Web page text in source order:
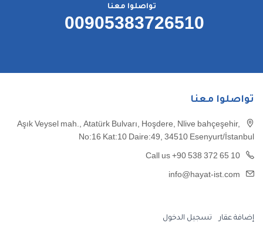
تواصلوا معنا
00905383726510
تواصلوا معنا
Aşık Veysel mah., Atatürk Bulvarı, Hoşdere, Nlive bahçeşehir,
No:16 Kat:10 Daire:49, 34510 Esenyurt/İstanbul
Call us +90 538 372 65 10
info@hayat-ist.com
إضافة عقار تسجيل الدخول